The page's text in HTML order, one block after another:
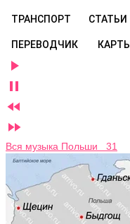
ТРАНСПОРТ СТАТЬИ
ПЕРЕВОДЧИК КАРТЫ




Вся музыка Польши 31